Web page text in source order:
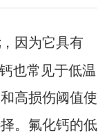
，因为它具有
也常见于低温
高损伤阈值使
。氟化钙的低